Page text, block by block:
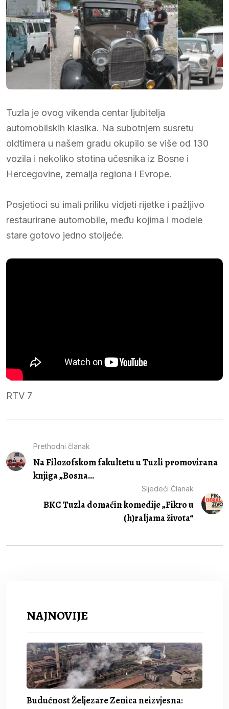
Tuzla je ovog vikenda centar ljubitelja
automobilskih klasika. Na subotnjem susretu
oldtimera u našem gradu okupilo se više od 130
vozila i nekoliko stotina učesnika iz Bosne i
Hercegovine, zemalja regiona i Evrope.
Posjetioci su imali priliku vidjeti rijetke i pažljivo
restaurirane automobile, među kojima i modele
stare gotovo jedno stoljeće.
RTV 7
Prethodni članak
Na Filozofskom fakultetu u Tuzli promovirana
knjiga „Bosna...
Sljedeći Članak
BKC Tuzla domaćin komedije „Fikro u
(h)raljama života“
NAJNOVIJE
Budućnost Željezare Zenica neizvjesna: